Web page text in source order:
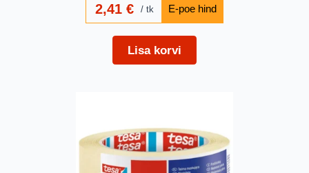
2,41€ tk
Lisa korvi